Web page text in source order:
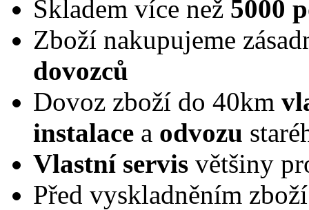
Skladem více než 5000
Zboží nakupujeme
dovozců
Dovoz zboží do 40km
instalace a odvozu
Vlastní servis většiny
Před vyskladněním